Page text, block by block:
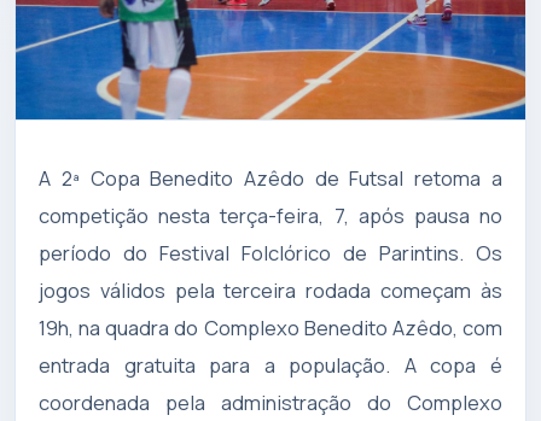
A 2ª Copa Benedito Azêdo de Futsal retoma a
competição nesta terça-feira, 7, após pausa no
período do Festival Folclórico de Parintins. Os
jogos válidos pela terceira rodada começam às
19h, na quadra do Complexo Benedito Azêdo, com
entrada gratuita para a população. A copa é
coordenada pela administração do Complexo